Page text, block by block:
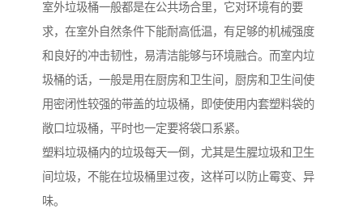
室外垃圾桶一般都是在公共场合里，它对环境有的要
求，在室外自然条件下能耐高低温，有足够的机械强度
和良好的冲击韧性，易清洁能够与环境融合。而室内垃
圾桶的话，一般是用在厨房和卫生间，厨房和卫生间使
用密闭性较强的带盖的垃圾桶，即使使用内套塑料袋的
敞口垃圾桶，平时也一定要将袋口系紧。
塑料垃圾桶内的垃圾每天一倒，尤其是生腥垃圾和卫生
间垃圾，不能在垃圾桶里过夜，这样可以防止霉变、异
味。